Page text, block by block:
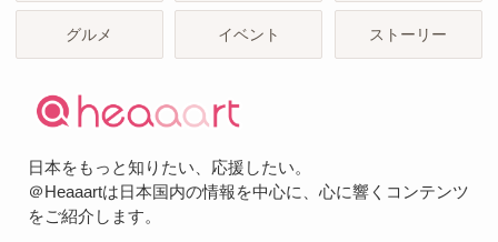
グルメ イベント ストーリー
日本をもっと知りたい、応援したい。
＠Heaaartは日本国内の情報を中心に、心に響くコンテンツ
をご紹介します。